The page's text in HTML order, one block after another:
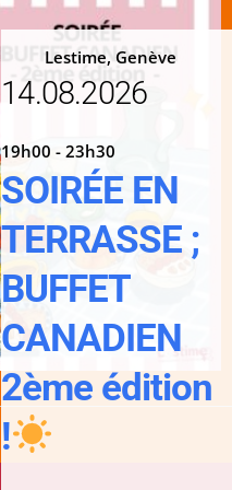
Lestime, Genève
14.08.2026
19h00 - 23h30
SOIRÉE EN
TERRASSE ;
BUFFET
CANADIEN
2ème édition
!